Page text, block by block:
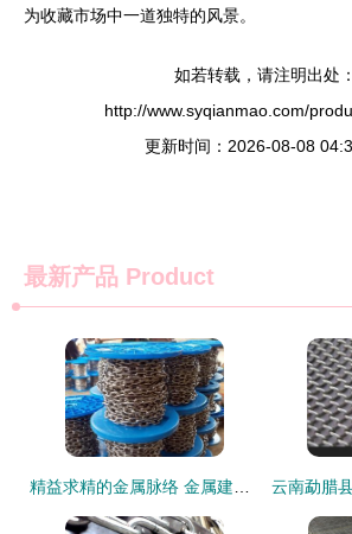
为收藏市场中一道独特的风景。
如若转载，请注明出处：
http://www.syqianmao.com/
更新时间：2026-08-08
最新产品 Product